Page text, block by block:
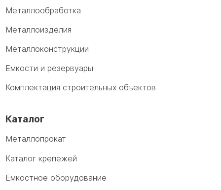
Металлообработка
Металлоизделия
Металлоконструкции
Емкости и резервуары
Комплектация строительных объектов
Каталог
Металлопрокат
Каталог крепежей
Емкостное оборудование